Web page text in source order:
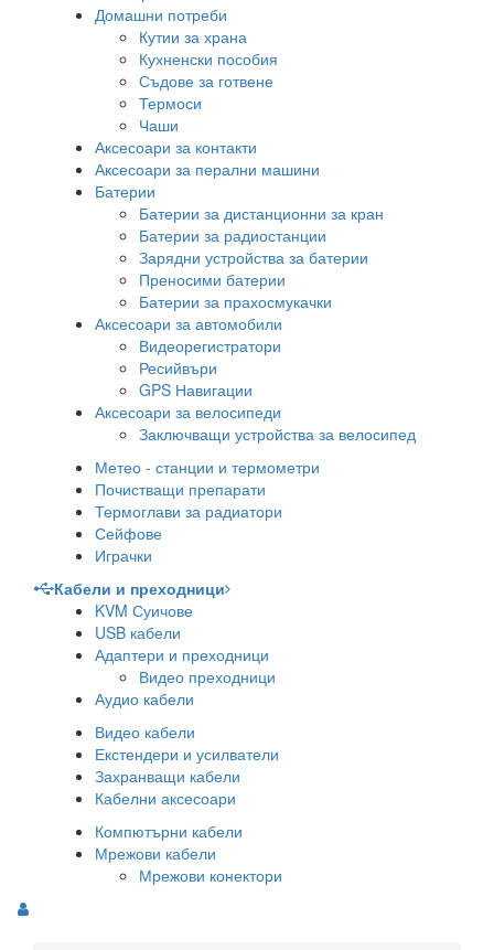
Домашни потреби
Кутии за храна
Кухненски пособия
Съдове за готвене
Термоси
Чаши
Аксесоари за контакти
Аксесоари за перални машини
Батерии
Батерии за дистанционни за кран
Батерии за радиостанции
Зарядни устройства за батерии
Преносими батерии
Батерии за прахосмукачки
Аксесоари за автомобили
Видеорегистратори
Ресийвъри
GPS Навигации
Аксесоари за велосипеди
Заключващи устройства за велосипед
Метео - станции и термометри
Почистващи препарати
Термоглави за радиатори
Сейфове
Играчки
Кабели и преходници
KVM Суичове
USB кабели
Адаптери и преходници
Видео преходници
Аудио кабели
Видео кабели
Екстендери и усилватели
Захранващи кабели
Кабелни аксесоари
Компютърни кабели
Мрежови кабели
Мрежови конектори